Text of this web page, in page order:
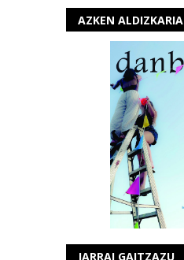
AZKEN ALDIZKARIA
JARRAI GAITZAZU